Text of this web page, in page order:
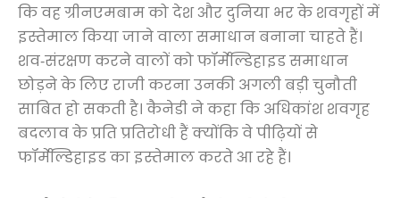
कि वह ग्रीनएमबाम को देश और दुनिया भर के शवगृहों में
इस्तेमाल किया जाने वाला समाधान बनाना चाहते हैं।
शव-संरक्षण करने वालों को फॉर्मेल्डिहाइड समाधान
छोड़ने के लिए राजी करना उनकी अगली बड़ी चुनौती
साबित हो सकती है। कैनेडी ने कहा कि अधिकांश शवगृह
बदलाव के प्रति प्रतिरोधी हैं क्योंकि वे पीढ़ियों से
फॉर्मेल्डिहाइड का इस्तेमाल करते आ रहे हैं।